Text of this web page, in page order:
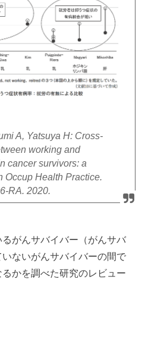
A, Yatsuya H: Cross-
working and
cancer survivors: a
Occup Health Practice.
RA. 2020.
がんサバイバー（がんサバ
ないがんサバイバーの間で
かを調べた研究のレビュー